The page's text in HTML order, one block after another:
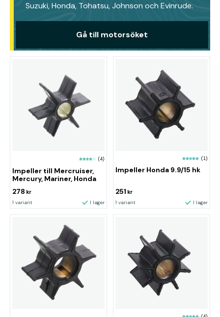
Suzuki, Honda, Tohatsu, Johnson och Evinrude.
Gå till motorsöket
(4)
Impeller till Mercruiser,
Mercury, Mariner, Honda
278 kr
1 variant I lager
(1)
Impeller Honda 9.9/15 hk
251 kr
1 variant I lager